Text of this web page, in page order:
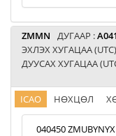
ZMMN ДУГААР :
ЭХЛЭХ ХУГАЦАА
ДУУСАХ ХУГАЦАА
ICAO НӨХЦӨЛ
040450 ZMUBYNYX